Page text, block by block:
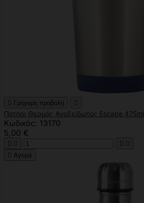
 Γρήγορη προβολή 
Ποτήρι Θερμός Ανοξείδωτος Escape 475ml
Κωδικός: 13170
5,00 €
   
 Αγορά